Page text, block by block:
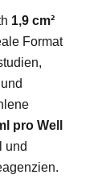
1,9 cm²
Format
pro Well
und